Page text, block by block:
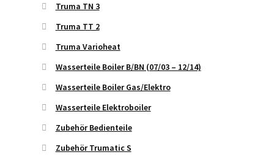
Truma TN 3
Truma TT 2
Truma Varioheat
Wasserteile Boiler B/BN (07/03 – 12/14)
Wasserteile Boiler Gas/Elektro
Wasserteile Elektroboiler
Zubehör Bedienteile
Zubehör Trumatic S